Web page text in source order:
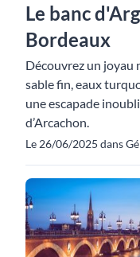
Le banc
Bordeaux
Découvrez un joyau
sable fin, eaux
une escapade
d’Arcachon.
Le 26/06/2025 dans